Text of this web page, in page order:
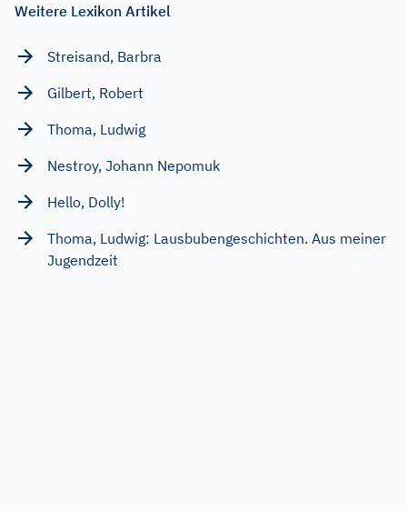
Weitere Lexikon Artikel
Streisand, Barbra
Gilbert, Robert
Thoma, Ludwig
Nestroy, Johann Nepomuk
Hello, Dolly!
Thoma, Ludwig: Lausbubengeschichten. Aus meiner
Jugendzeit